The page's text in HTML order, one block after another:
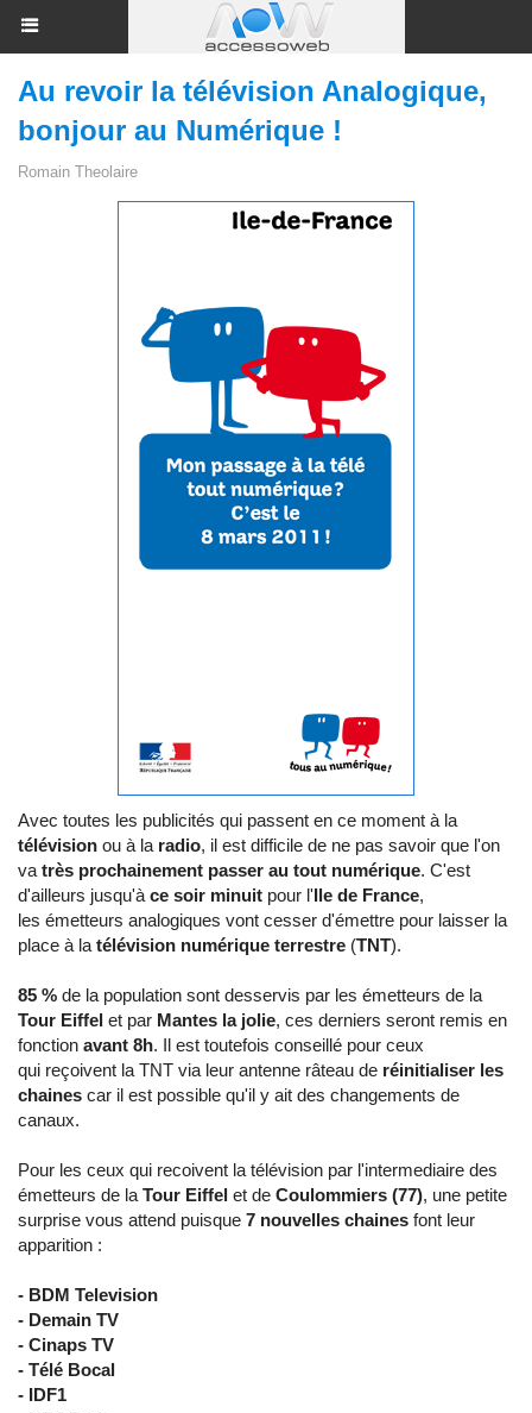
Au revoir la télévision Analogique,
bonjour au Numérique !
Romain Theolaire
Avec toutes les publicités qui passent en ce moment à la
télévision ou à la radio, il est difficile de ne pas savoir que l'on
va très prochainement passer au tout numérique. C'est
d'ailleurs jusqu'à ce soir minuit pour l'Ile de France,
les émetteurs analogiques vont cesser d'émettre pour laisser la
place à la télévision numérique terrestre (TNT).
85 % de la population sont desservis par les émetteurs de la
Tour Eiffel et par Mantes la jolie, ces derniers seront remis en
fonction avant 8h. Il est toutefois conseillé pour ceux
qui reçoivent la TNT via leur antenne râteau de réinitialiser les
chaines car il est possible qu'il y ait des changements de
canaux.
Pour les ceux qui recoivent la télévision par l'intermediaire des
émetteurs de la Tour Eiffel et de Coulommiers (77), une petite
surprise vous attend puisque 7 nouvelles chaines font leur
apparition :
- BDM Television
- Demain TV
- Cinaps TV
- Télé Bocal
- IDF1